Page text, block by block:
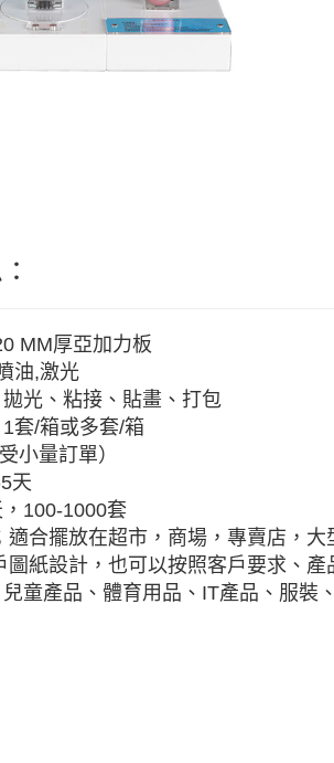
MM厚亞加力板
油,激光
光、粘接、貼畫、打包
套/箱或多套/箱
小量訂單）
天
100-1000套
適合擺放在超市，商場，專賣店，大
圖紙設計，也可以按照客戶要求、產
童產品、體育用品、IT產品、服裝